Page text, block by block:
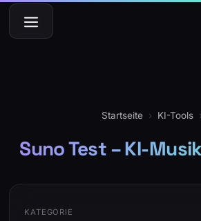
Zum
Inhalt
springen
Menü
Startseite › KI-Tools ›
Suno Test – KI-
KATEGORIE